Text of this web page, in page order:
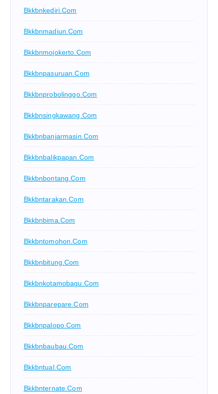
Bkkbnkediri.com
Bkkbnmadiun.com
Bkkbnmojokerto.com
Bkkbnpasuruan.com
Bkkbnprobolinggo.com
Bkkbnsingkawang.com
Bkkbnbanjarmasin.com
Bkkbnbalikpapan.com
Bkkbnbontang.com
Bkkbntarakan.com
Bkkbnbima.com
Bkkbntomohon.com
Bkkbnbitung.com
Bkkbnkotamobagu.com
Bkkbnparepare.com
Bkkbnpalopo.com
Bkkbnbaubau.com
Bkkbntual.com
Bkkbnternate.com